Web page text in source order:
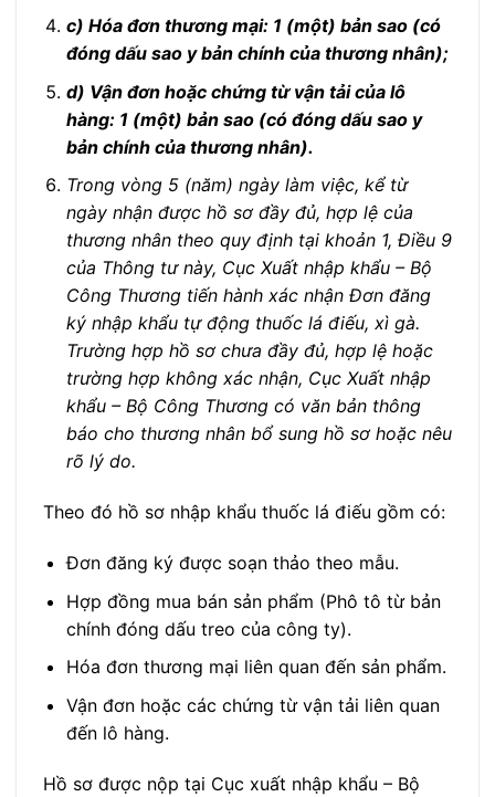
c) Hóa đơn thương mại: 1 (một) bản sao (có
đóng dấu sao y bản chính của thương nhân);
d) Vận đơn hoặc chứng từ vận tải của lô
hàng: 1 (một) bản sao (có đóng dấu sao y
bản chính của thương nhân).
Trong vòng 5 (năm) ngày làm việc, kể từ
ngày nhận được hồ sơ đầy đủ, hợp lệ của
thương nhân theo quy định tại khoản 1, Điều 9
của Thông tư này, Cục Xuất nhập khẩu – Bộ
Công Thương tiến hành xác nhận Đơn đăng
ký nhập khẩu tự động thuốc lá điếu, xì gà.
Trường hợp hồ sơ chưa đầy đủ, hợp lệ hoặc
trường hợp không xác nhận, Cục Xuất nhập
khẩu – Bộ Công Thương có văn bản thông
báo cho thương nhân bổ sung hồ sơ hoặc nêu
rõ lý do.
Theo đó hồ sơ nhập khẩu thuốc lá điếu gồm có:
Đơn đăng ký được soạn thảo theo mẫu.
Hợp đồng mua bán sản phẩm (Phô tô từ bản
chính đóng dấu treo của công ty).
Hóa đơn thương mại liên quan đến sản phẩm.
Vận đơn hoặc các chứng từ vận tải liên quan
đến lô hàng.
Hồ sơ được nộp tại Cục xuất nhập khẩu – Bộ